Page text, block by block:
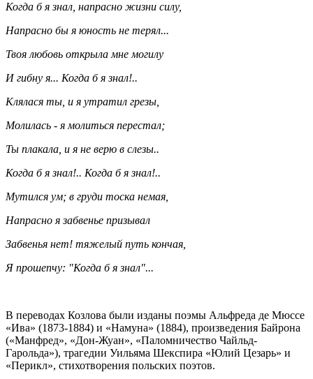
Когда б я знал, напрасно жизни силу,
Напрасно бы я юность не терял...
Твоя любовь открыла мне могилу
И гибну я... Когда б я знал!..
Клялася ты, и я утратил грезы,
Молилась - я молиться перестал;
Ты плакала, и я не верю в слезы..
Когда б я знал!.. Когда б я знал!..
Мутился ум; в груди тоска немая,
Напрасно я забвенье призывал
Забвенья нет! тяжелый путь кончая,
Я прошепчу: "Когда б я знал"...
В переводах Козлова были изданы поэмы Альфреда де Мюссе
«Ива» (1873-1884) и «Намуна» (1884), произведения Байрона
(«Манфред», «Дон-Жуан», «Паломничество Чайльд-
Гарольда»), трагедии Уильяма Шекспира «Юлий Цезарь» и
«Перикл», стихотворения польских поэтов.